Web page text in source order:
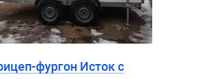
фургон Исток с